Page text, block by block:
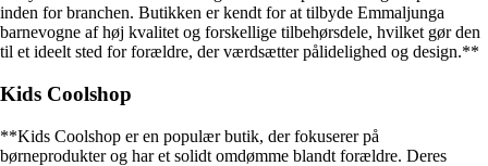
inden for branchen. Butikken er kendt for at tilbyde Emmaljunga
barnevogne af høj kvalitet og forskellige tilbehørsdele, hvilket gør den
til et ideelt sted for forældre, der værdsætter pålidelighed og design.**
Kids Coolshop
**Kids Coolshop er en populær butik, der fokuserer på
børneprodukter og har et solidt omdømme blandt forældre. Deres